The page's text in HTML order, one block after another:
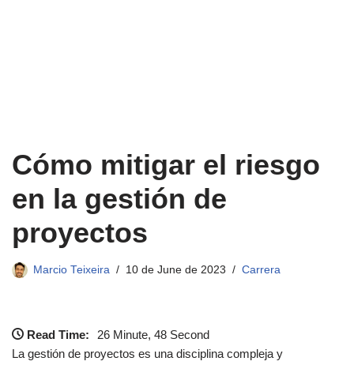
Cómo mitigar el riesgo
en la gestión de
proyectos
Marcio Teixeira 10 de June de 2023 Carrera
Read Time:
26 Minute, 48 Second
La gestión de proyectos es una disciplina compleja y